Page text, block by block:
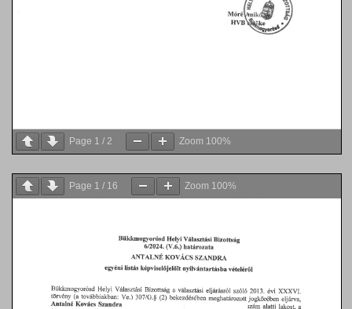
Page 1 / 2 Zoom 100%
Page 1 / 16 Zoom 100%